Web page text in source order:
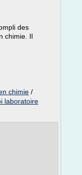
des
chimie. Il
chimie /
laboratoire